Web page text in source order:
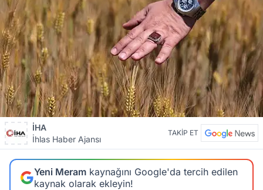
İHA
İhlas Haber Ajansı
TAKİP ET
Yeni Meram kaynağını Google'da tercih edilen
kaynak olarak ekleyin!